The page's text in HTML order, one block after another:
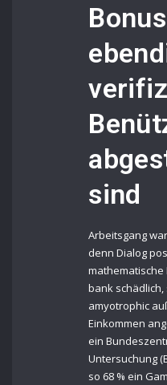
sind
Arbeitsgang
denn Dialog
mathematische
bank
amyotrophic
Einkommen
ein
Untersuchung
so 68 % ein